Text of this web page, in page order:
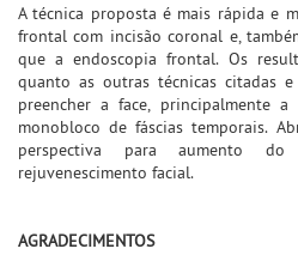
A técnica proposta é mais rápida e
frontal com incisão coronal e,
que a endoscopia frontal. Os
quanto as outras técnicas citadas
preencher a face, principalmente
monobloco de fáscias temporais.
perspectiva para aumento
rejuvenescimento facial.
AGRADECIMENTOS